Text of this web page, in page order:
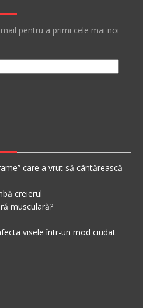
pentru a primi cele mai noi
care a vrut să cântărească
creierul
musculară?
visele într-un mod ciudat